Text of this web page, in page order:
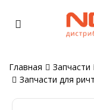
Главная
Запчасти для